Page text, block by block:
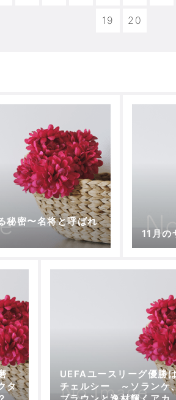
19 20
秘密〜名将と呼ばれ
11月の
タ
UEFAユースリーグ優勝
チェルシー ～ソランケ